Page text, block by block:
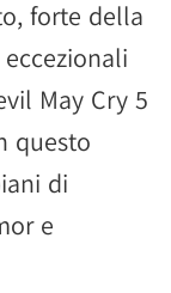
forte della
May Cry 5
questo
di
e